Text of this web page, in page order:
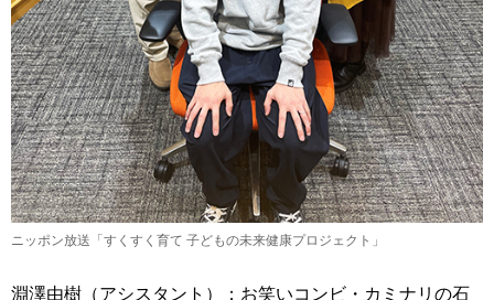
ニッポン放送「すくすく育て 子どもの未来健康プロジェクト」
淵澤由樹（アシスタント）：お笑いコンビ・カミナリの石